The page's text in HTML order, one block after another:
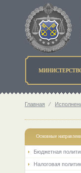
Главная ⁄
Основные
Бюджетная
Налоговая